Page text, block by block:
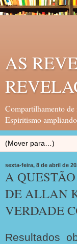
AS
Compartilhamento
Espiritismo
sexta-feira, 8 de abril de
A
DE ALLAN
VERDADE
Resultados